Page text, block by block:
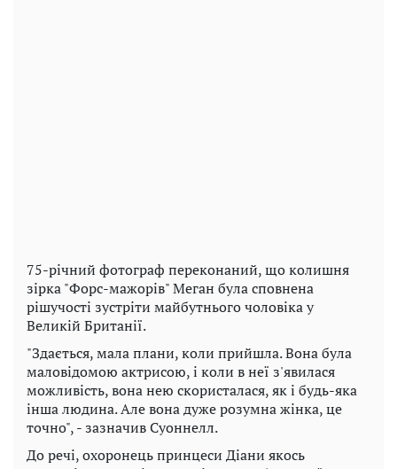
75-річний фотограф переконаний, що колишня
зірка "Форс-мажорів" Меган була сповнена
рішучості зустріти майбутнього чоловіка у
Великій Британії.
"Здається, мала плани, коли прийшла. Вона була
маловідомою актрисою, і коли в неї з'явилася
можливість, вона нею скористалася, як і будь-яка
інша людина. Але вона дуже розумна жінка, це
точно", - зазначив Суоннелл.
До речі, охоронець принцеси Діани якось